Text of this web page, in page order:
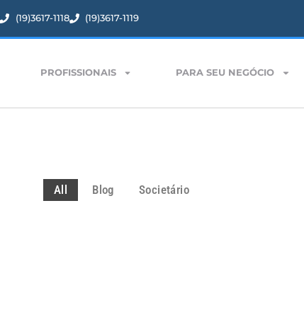
(19)3617-1118 (19)3617-1119
PROFISSIONAIS PARA SEU NEGÓCIO
All Blog Societário